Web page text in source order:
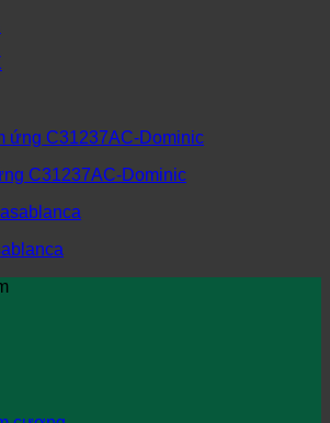
C31237AC-Dominic